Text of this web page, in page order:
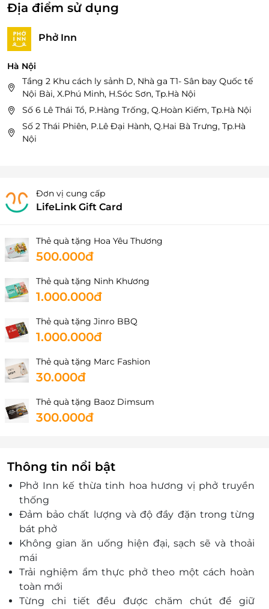
Địa điểm sử dụng
Phở Inn
Hà Nội
Tầng 2 Khu cách ly sảnh D, Nhà ga T1- Sân bay Quốc tế
Nội Bài, X.Phú Minh, H.Sóc Sơn, Tp.Hà Nội
Số 6 Lê Thái Tổ, P.Hàng Trống, Q.Hoàn Kiếm, Tp.Hà Nội
Số 2 Thái Phiên, P.Lê Đại Hành, Q.Hai Bà Trưng, Tp.Hà
Nội
Đơn vị cung cấp
LifeLink Gift Card
Thẻ quà tặng Hoa Yêu Thương
500.000đ
Thẻ quà tặng Ninh Khương
1.000.000đ
Thẻ quà tặng Jinro BBQ
1.000.000đ
Thẻ quà tặng Marc Fashion
30.000đ
Thẻ quà tặng Baoz Dimsum
300.000đ
Thông tin nổi bật
Phở Inn kế thừa tinh hoa hương vị phở truyền
thống
Đảm bảo chất lượng và độ đầy đặn trong từng
bát phở
Không gian ăn uống hiện đại, sạch sẽ và thoải
mái
Trải nghiệm ẩm thực phở theo một cách hoàn
toàn mới
Từng chi tiết đều được chăm chút để giữ